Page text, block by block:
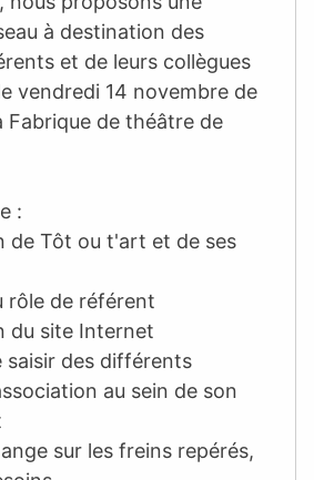
à destination des
et de leurs collègues
vendredi 14 novembre de
Fabrique de théâtre de
:
de Tôt ou t'art et de ses
rôle de référent
du site Internet
saisir des différents
au sein de son
sur les freins repérés,